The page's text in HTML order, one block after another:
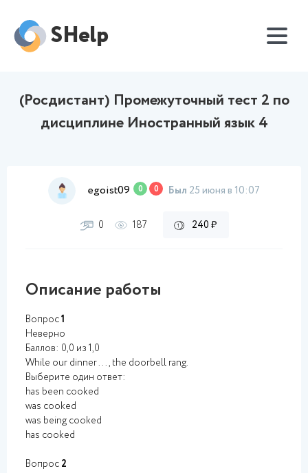
SHelp
(Росдистант) Промежуточный тест 2 по
дисциплине Иностранный язык 4
egoist09 0 0 Был 25 июня в 10:07
0 187 240 ₽
Описание работы
Вопрос1
Неверно
Баллов: 0,0 из 1,0
While our dinner ..., the doorbell rang.
Выберите один ответ:
has been cooked
was cooked
was being cooked
has cooked
Вопрос 2